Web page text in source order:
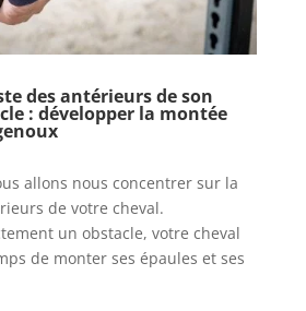
des antérieurs de son
: développer la montée
allons nous concentrer sur la
de votre cheval.
un obstacle, votre cheval
de monter ses épaules et ses